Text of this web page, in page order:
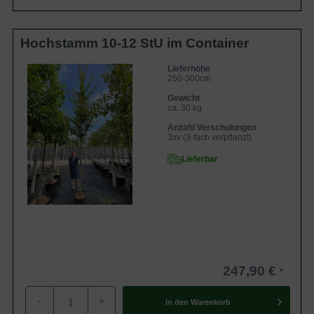
Acer rubrum stammt ursprünglich aus den USA
Der Urtyp Acer rubrum ist auch unter dem deutschen
gehört zur großen Familie der Seifenbaumgewächse und
stammt ursprünglich aus den gemäßigten Zonen des
östlichen Nordamerikas.
In seiner Heimat findet man ihn auf feuchtfrischen Böden
In seiner Heimat findet man den Rot-Ahorn auf
Höhenlagen in Mischwäldern, aber bevorzugt auf
feuchtfrischen Böden, wie zum Beispiel in Sümpfen oder
Hochstamm 10-12 StU im Container
Lieferhöhe
250-300cm
Gewicht
ca. 30 kg
Anzahl Verschulungen
3xv (3-fach verpflanzt)
Lieferbar
247,90 €
- + In den Warenkorb